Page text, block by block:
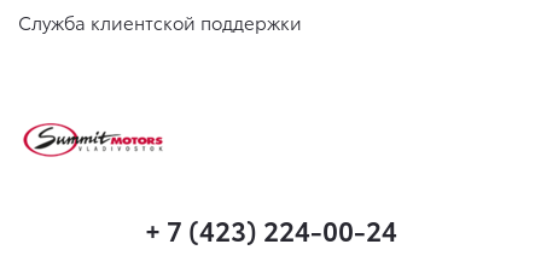
Служба клиентской поддержки
+ 7 (423) 224-00-24